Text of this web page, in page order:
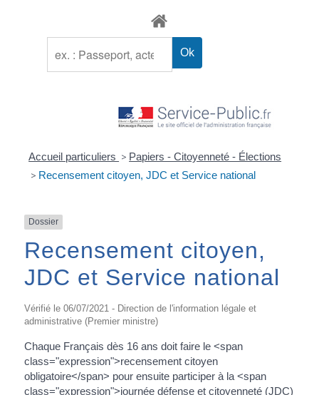
Accueil particuliers > Papiers - Citoyenneté - Élections
> Recensement citoyen, JDC et Service national
Dossier
Recensement citoyen,
JDC et Service national
Vérifié le 06/07/2021 - Direction de l'information légale et
administrative (Premier ministre)
Chaque Français dès 16 ans doit faire le <span
class="expression">recensement citoyen
obligatoire</span> pour ensuite participer à la <span
class="expression">journée défense et citoyenneté (JDC)